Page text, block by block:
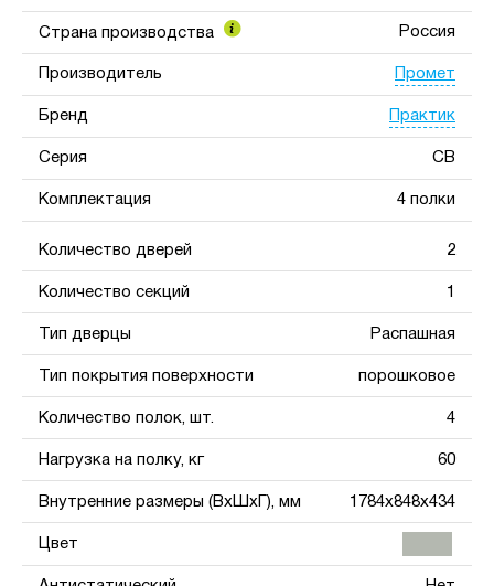
Страна производства Россия
Производитель Промет
Бренд Практик
Серия СВ
Комплектация 4 полки
Количество дверей 2
Количество секций 1
Тип дверцы Распашная
Тип покрытия поверхности порошковое
Количество полок, шт. 4
Нагрузка на полку, кг 60
Внутренние размеры (ВхШхГ), мм 1784x848x434
Цвет